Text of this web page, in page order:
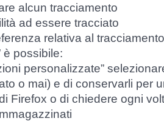
alcun tracciamento
ad essere tracciato
relativa al
è possibile:
personalizzate”
o mai) e di conservarli per
Firefox o di chiedere ogni